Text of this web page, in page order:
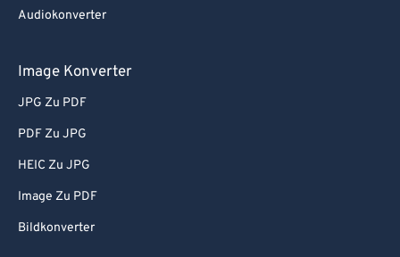
Audiokonverter
Image Konverter
JPG Zu PDF
PDF Zu JPG
HEIC Zu JPG
Image Zu PDF
Bildkonverter